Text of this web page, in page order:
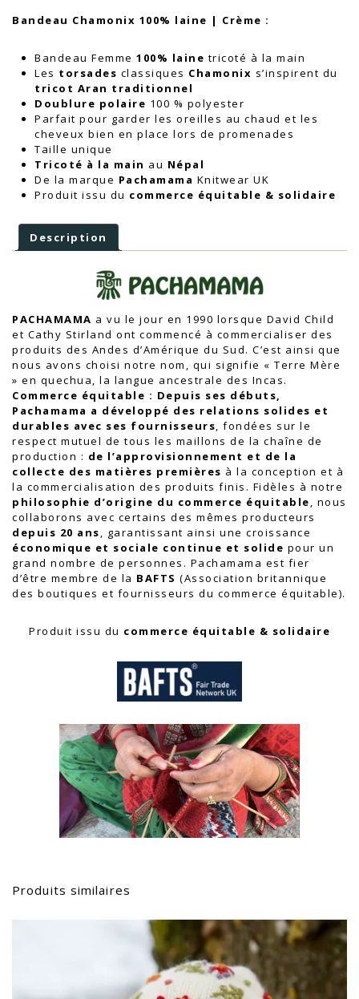
Bandeau Chamonix 100% laine | Crème :
Bandeau Femme 100% laine tricoté à la main
Les torsades classiques Chamonix s’inspirent du
tricot Aran traditionnel
Doublure polaire 100 % polyester
Parfait pour garder les oreilles au chaud et les
cheveux bien en place lors de promenades
Taille unique
Tricoté à la main au Népal
De la marque Pachamama Knitwear UK
Produit issu du commerce équitable & solidaire
Description
PACHAMAMA a vu le jour en 1990 lorsque David Child
et Cathy Stirland ont commencé à commercialiser des
produits des Andes d’Amérique du Sud. C’est ainsi que
nous avons choisi notre nom, qui signifie « Terre Mère
» en quechua, la langue ancestrale des Incas.
Commerce équitable : Depuis ses débuts,
Pachamama a développé des relations solides et
durables avec ses fournisseurs, fondées sur le
respect mutuel de tous les maillons de la chaîne de
production : de l’approvisionnement et de la
collecte des matières premières à la conception et à
la commercialisation des produits finis. Fidèles à notre
philosophie d’origine du commerce équitable, nous
collaborons avec certains des mêmes producteurs
depuis 20 ans, garantissant ainsi une croissance
économique et sociale continue et solide pour un
grand nombre de personnes. Pachamama est fier
d’être membre de la BAFTS (Association britannique
des boutiques et fournisseurs du commerce équitable).
Produit issu du commerce équitable & solidaire
Produits similaires